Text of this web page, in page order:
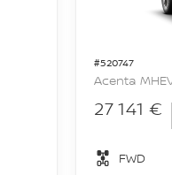
#520747
Acenta
27 141 €
FWD